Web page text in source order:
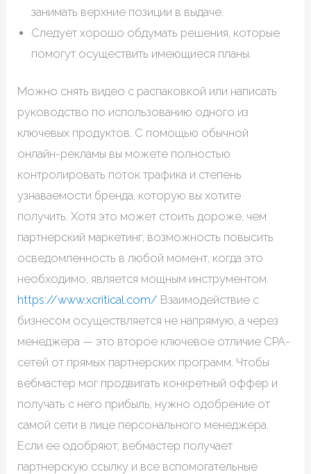
занимать верхние позиции в выдаче.
Следует хорошо обдумать решения, которые
помогут осуществить имеющиеся планы.
Можно снять видео с распаковкой или написать
руководство по использованию одного из
ключевых продуктов. С помощью обычной
онлайн-рекламы вы можете полностью
контролировать поток трафика и степень
узнаваемости бренда, которую вы хотите
получить. Хотя это может стоить дороже, чем
партнерский маркетинг, возможность повысить
осведомленность в любой момент, когда это
необходимо, является мощным инструментом.
https://www.xcritical.com/ Взаимодействие с
бизнесом осуществляется не напрямую, а через
менеджера — это второе ключевое отличие CPA-
сетей от прямых партнерских программ. Чтобы
вебмастер мог продвигать конкретный оффер и
получать с него прибыль, нужно одобрение от
самой сети в лице персонального менеджера.
Если ее одобряют, вебмастер получает
партнерскую ссылку и все вспомогательные